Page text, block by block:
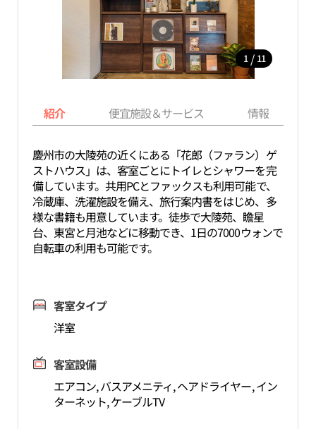
1 / 11
紹介 便宜施設＆サービス 情報
慶州市の大陵苑の近くにある「花郎（ファラン）ゲ
ストハウス」は、客室ごとにトイレとシャワーを完
備しています。共用PCとファックスも利用可能で、
冷蔵庫、洗濯施設を備え、旅行案内書をはじめ、多
様な書籍も用意しています。徒歩で大陵苑、瞻星
台、東宮と月池などに移動でき、1日の7000ウォンで
自転車の利用も可能です。
客室タイプ
洋室
客室設備
エアコン, バスアメニティ, ヘアドライヤー, イン
ターネット, ケーブルTV